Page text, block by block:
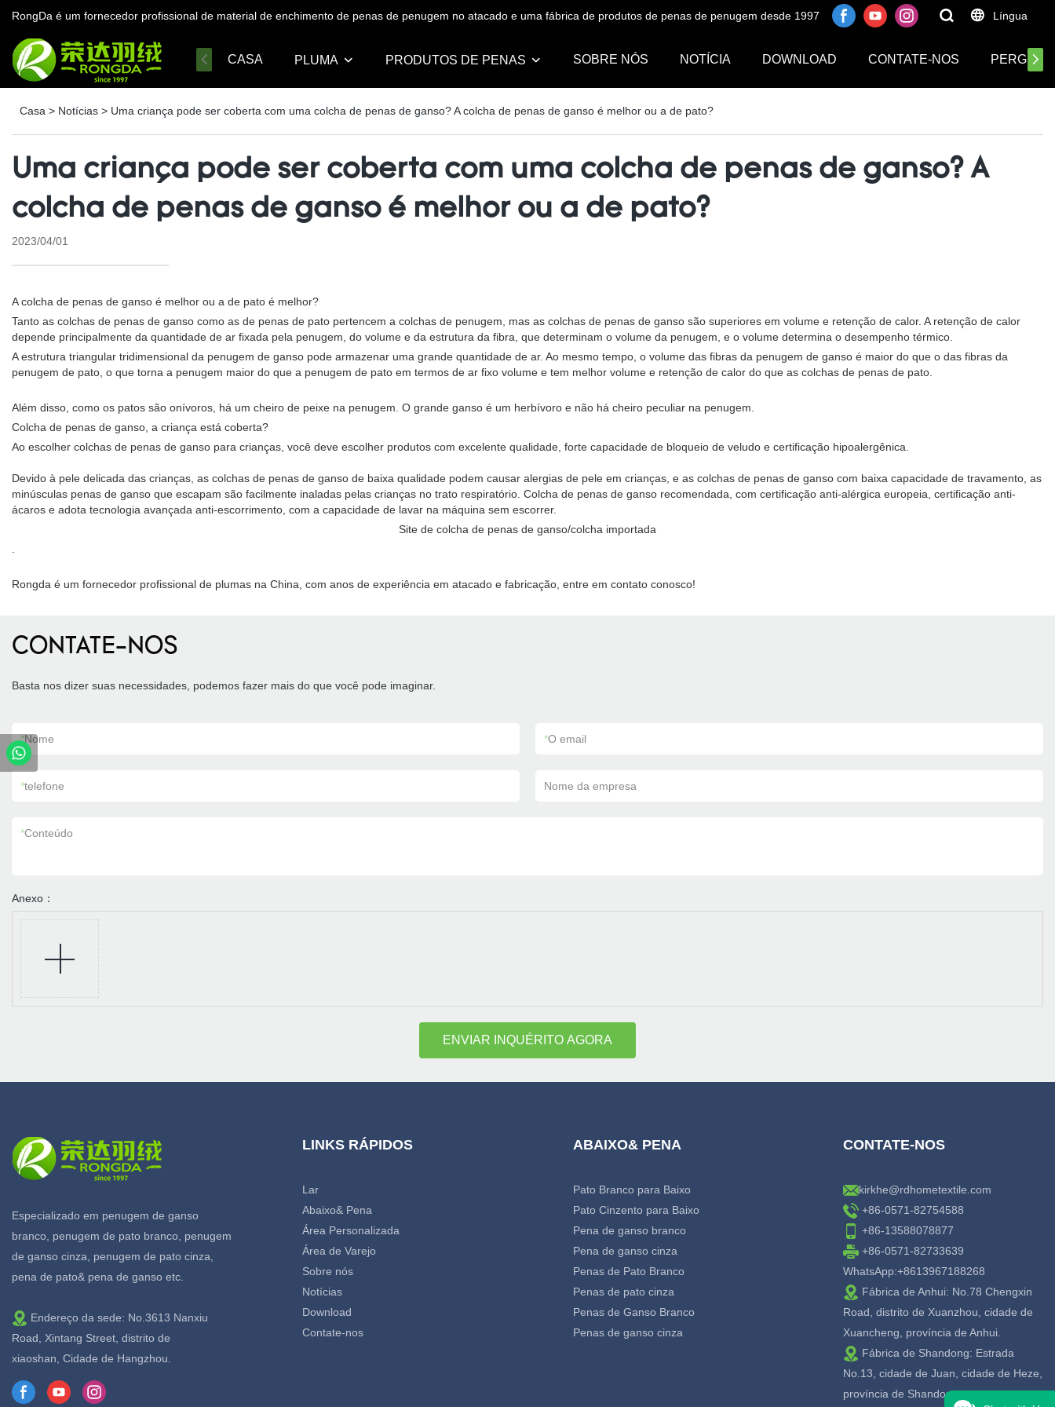
RongDa é um fornecedor profissional de material de enchimento de penas de penugem no atacado e uma fábrica de produtos de penas de penugem desde 1997 Língua
CASA PLUMA PRODUTOS DE PENAS SOBRE NÓS NOTÍCIA DOWNLOAD CONTATE-NOS
Casa > Notícias > Uma criança pode ser coberta com uma colcha de penas de ganso? A colcha de penas de ganso é melhor ou a de pato?
Uma criança pode ser coberta com uma colcha de penas de ganso? A
colcha de penas de ganso é melhor ou a de pato?
2023/04/01
A colcha de penas de ganso é melhor ou a de pato é melhor?
Tanto as colchas de penas de ganso como as de penas de pato pertencem a colchas de penugem, mas as colchas de penas de ganso são superiores em volume e retenção de calor. A retenção de calor
depende principalmente da quantidade de ar fixada pela penugem, do volume e da estrutura da fibra, que determinam o volume da penugem, e o volume determina o desempenho térmico.
A estrutura triangular tridimensional da penugem de ganso pode armazenar uma grande quantidade de ar. Ao mesmo tempo, o volume das fibras da penugem de ganso é maior do que o das fibras da
penugem de pato, o que torna a penugem maior do que a penugem de pato em termos de ar fixo volume e tem melhor volume e retenção de calor do que as colchas de penas de pato.
Além disso, como os patos são onívoros, há um cheiro de peixe na penugem. O grande ganso é um herbívoro e não há cheiro peculiar na penugem.
Colcha de penas de ganso, a criança está coberta?
Ao escolher colchas de penas de ganso para crianças, você deve escolher produtos com excelente qualidade, forte capacidade de bloqueio de veludo e certificação hipoalergênica.
Devido à pele delicada das crianças, as colchas de penas de ganso de baixa qualidade podem causar alergias de pele em crianças, e as colchas de penas de ganso com baixa capacidade de travamento, as
minúsculas penas de ganso que escapam são facilmente inaladas pelas crianças no trato respiratório. Colcha de penas de ganso recomendada, com certificação anti-alérgica europeia, certificação anti-
ácaros e adota tecnologia avançada anti-escorrimento, com a capacidade de lavar na máquina sem escorrer.
Site de colcha de penas de ganso/colcha importada
Rongda é um fornecedor profissional de plumas na China, com anos de experiência em atacado e fabricação, entre em contato conosco!
CONTATE-NOS
Basta nos dizer suas necessidades, podemos fazer mais do que você pode imaginar.
*Nome *O email
*telefone Nome da empresa
*Conteúdo
Anexo：
ENVIAR INQUÉRITO AGORA
Especializado em penugem de ganso
branco, penugem de pato branco, penugem
de ganso cinza, penugem de pato cinza,
pena de pato& pena de ganso etc.
Endereço da sede: No.3613 Nanxiu
Road, Xintang Street, distrito de
xiaoshan, Cidade de Hangzhou.
LINKS RÁPIDOS
Lar
Abaixo& Pena
Área Personalizada
Área de Varejo
Sobre nós
Notícias
Download
Contate-nos
ABAIXO& PENA
Pato Branco para Baixo
Pato Cinzento para Baixo
Pena de ganso branco
Pena de ganso cinza
Penas de Pato Branco
Penas de pato cinza
Penas de Ganso Branco
Penas de ganso cinza
CONTATE-NOS
kirkhe@rdhometextile.com
+86-0571-82754588
+86-13588078877
+86-0571-82733639
WhatsApp:+8613967188268
Fábrica de Anhui: No.78 Chengxin
Road, distrito de Xuanzhou, cidade de
Xuancheng, província de Anhui.
Fábrica de Shandong: Estrada
No.13, cidade de Juan, cidade de Heze,
província de Shandong.